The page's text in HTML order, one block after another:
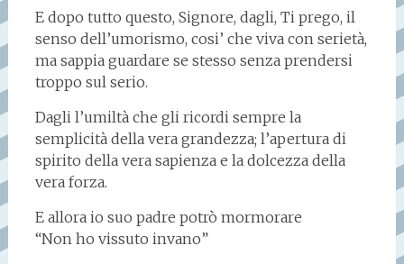
E dopo tutto questo, Signore, dagli, Ti prego, il
senso dell’umorismo, cosi’ che viva con serietà,
ma sappia guardare se stesso senza prendersi
troppo sul serio.
Dagli l’umiltà che gli ricordi sempre la
semplicità della vera grandezza; l’apertura di
spirito della vera sapienza e la dolcezza della
vera forza.
E allora io suo padre potrò mormorare
“Non ho vissuto invano”